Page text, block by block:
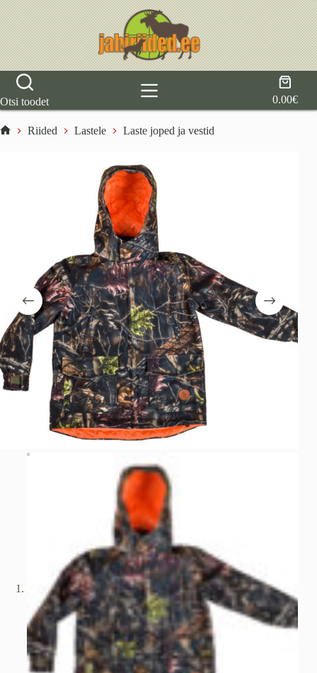
Skip
to
content
Otsi toodet
cart
0.00€
Riided Lastele Laste joped ja vestid